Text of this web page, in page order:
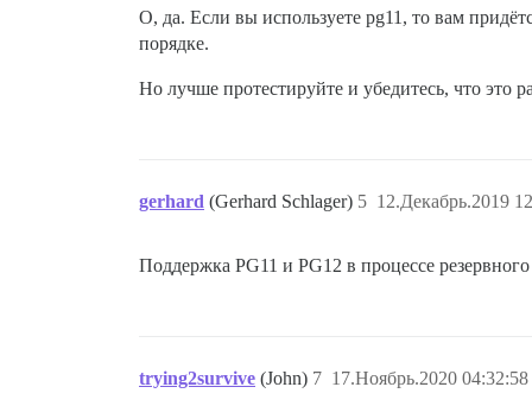
О, да. Если вы используете pg11, то вам
порядке.
Но лучше протестируйте и убедитесь, что это
gerhard (Gerhard Schlager) 12.Декабрь.2019
5
Поддержка PG11 и PG12 в процессе
trying2survive (John) 17.Ноябрь.2020 04:32:58
7